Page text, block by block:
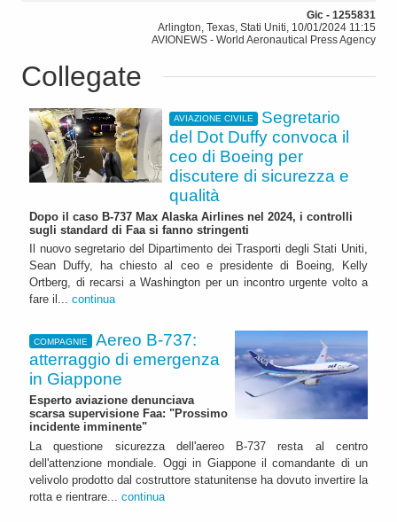
Gic - 1255831
Arlington, Texas, Stati Uniti, 10/01/2024 11:15
AVIONEWS - World Aeronautical Press Agency
Collegate
AVIAZIONE CIVILE
Segretario
del Dot Duffy convoca il
ceo di Boeing per
discutere di sicurezza e
qualità
Dopo il caso B-737 Max Alaska Airlines nel 2024, i controlli
sugli standard di Faa si fanno stringenti
Il nuovo segretario del Dipartimento dei Trasporti degli Stati Uniti,
Sean Duffy, ha chiesto al ceo e presidente di Boeing, Kelly
Ortberg, di recarsi a Washington per un incontro urgente volto a
fare il... continua
COMPAGNIE
Aereo B-737:
atterraggio di emergenza
in Giappone
Esperto aviazione denunciava
scarsa supervisione Faa: "Prossimo
incidente imminente"
La questione sicurezza dell'aereo B-737 resta al centro
dell'attenzione mondiale. Oggi in Giappone il comandante di un
velivolo prodotto dal costruttore statunitense ha dovuto invertire la
rotta e rientrare... continua